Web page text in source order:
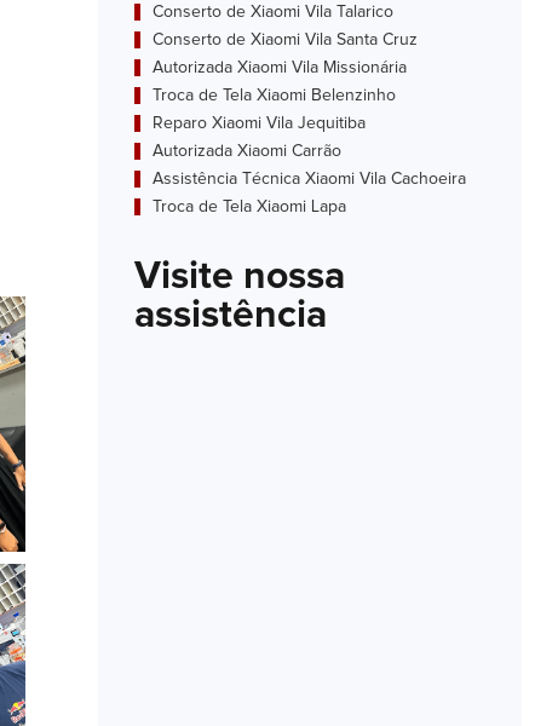
Conserto de Xiaomi Vila Talarico
Conserto de Xiaomi Vila Santa Cruz
Autorizada Xiaomi Vila Missionária
Troca de Tela Xiaomi Belenzinho
Reparo Xiaomi Vila Jequitiba
Autorizada Xiaomi Carrão
Assistência Técnica Xiaomi Vila Cachoeira
Troca de Tela Xiaomi Lapa
Visite nossa
assistência